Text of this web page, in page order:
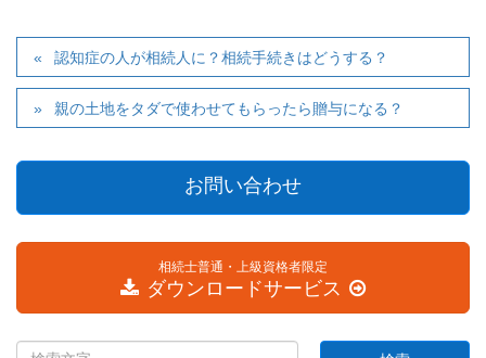
認知症の人が相続人に？相続手続きはどうする？
親の土地をタダで使わせてもらったら贈与になる？
お問い合わせ
相続士普通・上級資格者限定
ダウンロードサービス